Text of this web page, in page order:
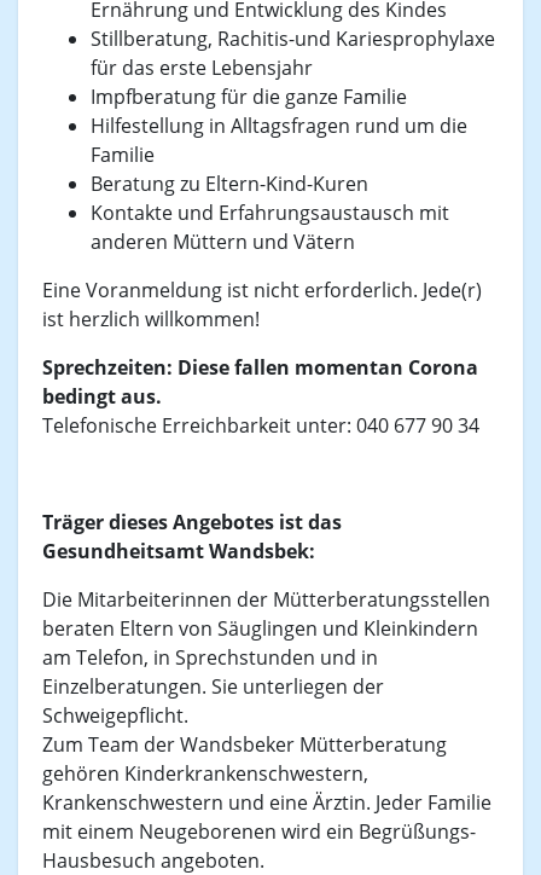
Ernährung und Entwicklung des Kindes
Stillberatung, Rachitis-und Kariesprophylaxe
für das erste Lebensjahr
Impfberatung für die ganze Familie
Hilfestellung in Alltagsfragen rund um die
Familie
Beratung zu Eltern-Kind-Kuren
Kontakte und Erfahrungsaustausch mit
anderen Müttern und Vätern
Eine Voranmeldung ist nicht erforderlich. Jede(r)
ist herzlich willkommen!
Sprechzeiten: Diese fallen momentan Corona
bedingt aus.
Telefonische Erreichbarkeit unter: 040 677 90 34
Träger dieses Angebotes ist das
Gesundheitsamt Wandsbek:
Die Mitarbeiterinnen der Mütterberatungsstellen
beraten Eltern von Säuglingen und Kleinkindern
am Telefon, in Sprechstunden und in
Einzelberatungen. Sie unterliegen der
Schweigepflicht.
Zum Team der Wandsbeker Mütterberatung
gehören Kinderkrankenschwestern,
Krankenschwestern und eine Ärztin. Jeder Familie
mit einem Neugeborenen wird ein Begrüßungs-
Hausbesuch angeboten.